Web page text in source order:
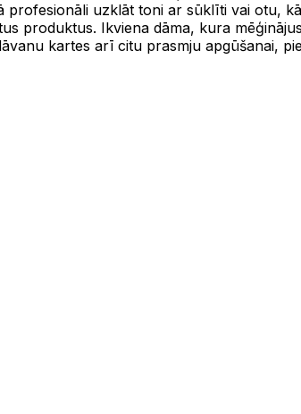
profesionāli uzklāt toni ar sūklīti vai otu,
produktus. Ikviena dāma, kura
kartes arī citu prasmju apgūšanai,